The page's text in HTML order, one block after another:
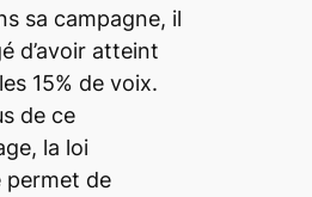
sa campagne, il
d’avoir atteint
15% de voix.
de ce
la loi
permet de